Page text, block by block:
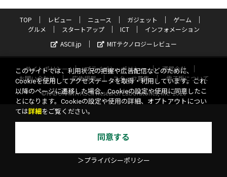
TOP レビュー ニュース ガジェット
ゲーム
グルメ
スタートアップ ICT
インフォメーション
ASCII.jp
MITテクノロジーレビュー
サイトポリシー プライバシーポリシー
運営会社
お問い合わせ
広告掲載 スタッフ募集
電子版について
©KADOKAWA ASCII Research Laboratories, Inc. 2026
このサイトでは、利用状況の把握や広告配信などのために、
Cookieを使用してアクセスデータを取得・利用しています。これ
以降のページに遷移した場合、Cookieの設定や使用に同意したこ
とになります。Cookieの設定や使用の詳細、オプトアウトについ
ては詳細 をご覧ください。
同意する
＞プライバシーポリシー